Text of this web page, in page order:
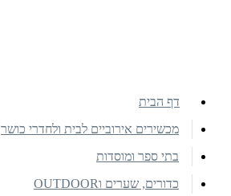
דף הבית
מכשירים אירוביים לבית ולחדרי כושר
בתי ספר ומוסדות
כדורים, שערים וOUTDOOR